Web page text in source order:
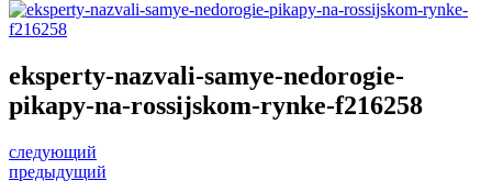
eksperty-nazvali-samye-nedorogie-
pikapy-na-rossijskom-rynke-f216258
следующий
предыдущий